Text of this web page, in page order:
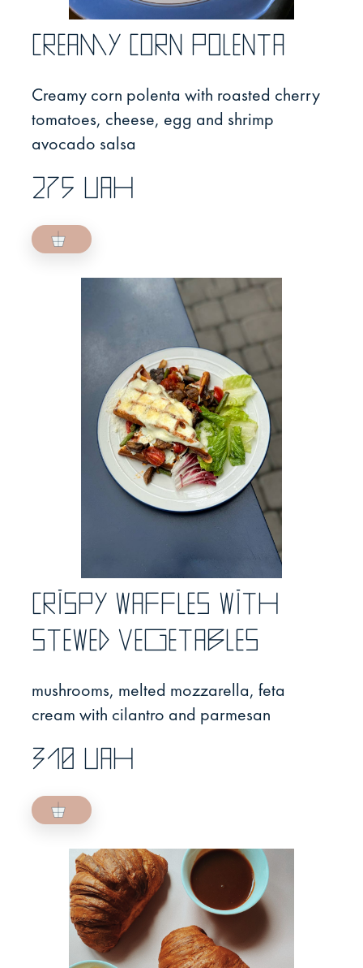
Creamy corn polenta
Creamy corn polenta with roasted cherry
tomatoes, cheese, egg and shrimp
avocado salsa
275 UAH
Crispy waffles with
stewed vegetables
mushrooms, melted mozzarella, feta
cream with cilantro and parmesan
310 UAH